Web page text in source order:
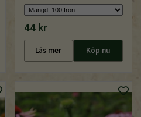
44 kr
Läs mer Köp nu